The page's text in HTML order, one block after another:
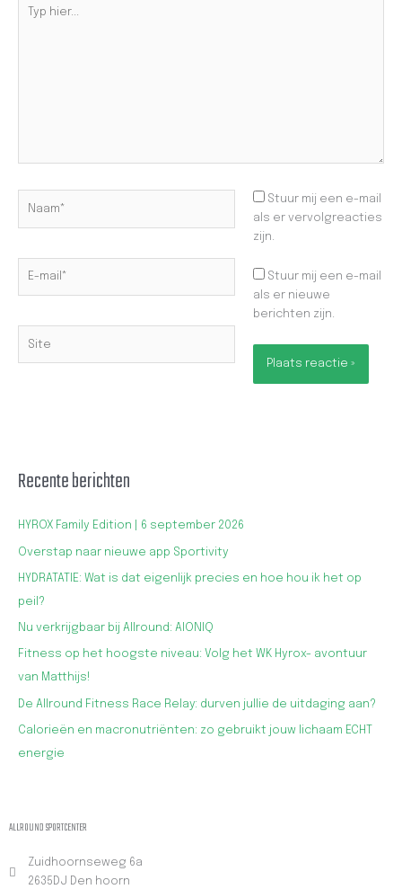
hier...
Stuur mij een e-mail
als er vervolgreacties
zijn.
Stuur mij een e-mail
als er nieuwe
berichten zijn.
Recente berichten
HYROX Family Edition | 6 september 2026
Overstap naar nieuwe app Sportivity
HYDRATATIE: Wat is dat eigenlijk precies en hoe hou ik het op
peil?
Nu verkrijgbaar bij Allround: AIONIQ
Fitness op het hoogste niveau: Volg het WK Hyrox- avontuur
van Matthijs!
De Allround Fitness Race Relay: durven jullie de uitdaging aan?
Calorieën en macronutriënten: zo gebruikt jouw lichaam ECHT
energie
ALLROUND SPORTCENTER
Zuidhoornseweg 6a
2635DJ Den hoorn